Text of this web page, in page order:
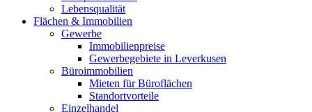
Lebensqualität
Flächen & Immobilien
Gewerbe
Immobilienpreise
Gewerbegebiete in Leverkusen
Büroimmobilien
Mieten für Büroflächen
Standortvorteile
Einzelhandel